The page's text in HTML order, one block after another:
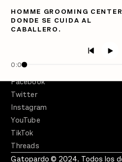
HOMME GROOMING
DONDE SE CUIDA AL
CABALLERO.
0:00
PÓDCASTS
Semanario Gatopardo
Facebook
Twitter
Instagram
YouTube
TikTok
Threads
Gatopardo © 2024. Todos los